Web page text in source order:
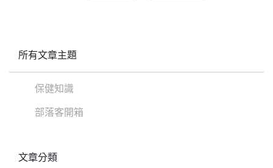
所有文章主題
保健知識
部落客開箱
文章分類